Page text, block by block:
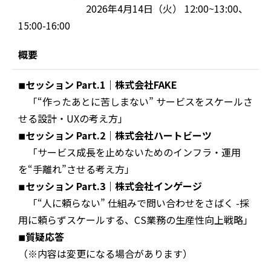
2026年4月14日（火） 12:00~13:00、
15:00-16:00
概要
◾︎セッション Part.1｜株式会社FAKE
「“作ったあとに苦しまない” サービスをスケールさ
せる設計・UXの考え方」
◾︎セッション Part.2｜株式会社ハートビーツ
「サービス成長を止めないためのインフラ・運用
を“手離れ”させる考え方」
◾︎セッション Part.3｜株式会社インゲージ
「“人に頼らない” 仕組みで問い合わせをさばく -採
用に頼らずスケールする、CS業務の生産性向上戦略」
◾︎質疑応答
（※内容は変更になる場合があります）